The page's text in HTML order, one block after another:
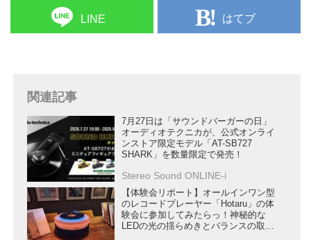
LINE はてブ
関連記事
7月27日は「サウンドバーガーの日」
オーディオテクニカが、公式オンライ
ンストア限定モデル「AT-SB727
SHARK」を数量限定で発売！
Stereo Sound ONLINE-i
【体験会リポート】オールインワン型
のレコードプレーヤー「Hotaru」の体
験会に参加してみたらっ！神秘的な
LEDの光の揺らめきとバランスの取れ